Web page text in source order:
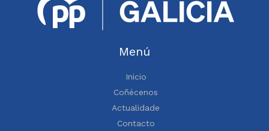
Menú
Inicio
Coñécenos
Actualidade
Contacto